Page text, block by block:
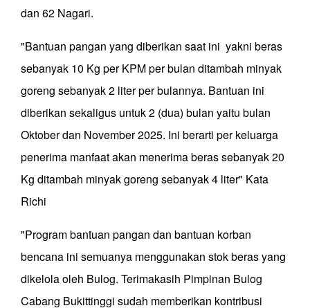
dan 62 Nagari.
"Bantuan pangan yang diberikan saat ini yakni beras
sebanyak 10 Kg per KPM per bulan ditambah minyak
goreng sebanyak 2 liter per bulannya. Bantuan ini
diberikan sekaligus untuk 2 (dua) bulan yaitu bulan
Oktober dan November 2025. Ini berarti per keluarga
penerima manfaat akan menerima beras sebanyak 20
Kg ditambah minyak goreng sebanyak 4 liter" Kata
Richi
"Program bantuan pangan dan bantuan korban
bencana ini semuanya menggunakan stok beras yang
dikelola oleh Bulog. Terimakasih Pimpinan Bulog
Cabang Bukittinggi sudah memberikan kontribusi